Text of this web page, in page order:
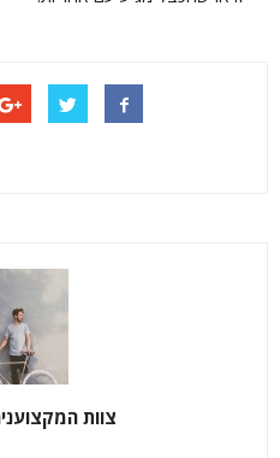
צוות